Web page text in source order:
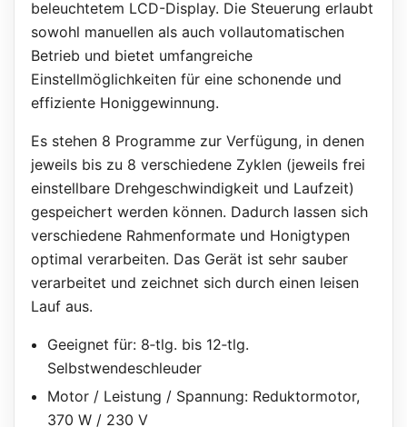
beleuchtetem LCD-Display. Die Steuerung erlaubt
sowohl manuellen als auch vollautomatischen
Betrieb und bietet umfangreiche
Einstellmöglichkeiten für eine schonende und
effiziente Honiggewinnung.
Es stehen 8 Programme zur Verfügung, in denen
jeweils bis zu 8 verschiedene Zyklen (jeweils frei
einstellbare Drehgeschwindigkeit und Laufzeit)
gespeichert werden können. Dadurch lassen sich
verschiedene Rahmenformate und Honigtypen
optimal verarbeiten. Das Gerät ist sehr sauber
verarbeitet und zeichnet sich durch einen leisen
Lauf aus.
Geeignet für: 8‑tlg. bis 12‑tlg.
Selbstwendeschleuder
Motor / Leistung / Spannung: Reduktormotor,
370 W / 230 V